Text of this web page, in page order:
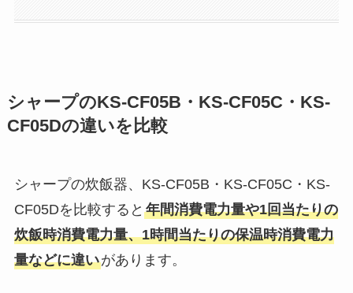
シャープのKS-CF05B・KS-CF05C・KS-
CF05Dの違いを比較
シャープの炊飯器、KS-CF05B・KS-CF05C・KS-
CF05Dを比較すると 年間消費電力量や1回当たりの
炊飯時消費電力量、1時間当たりの保温時消費電力
量などに違いがあります。